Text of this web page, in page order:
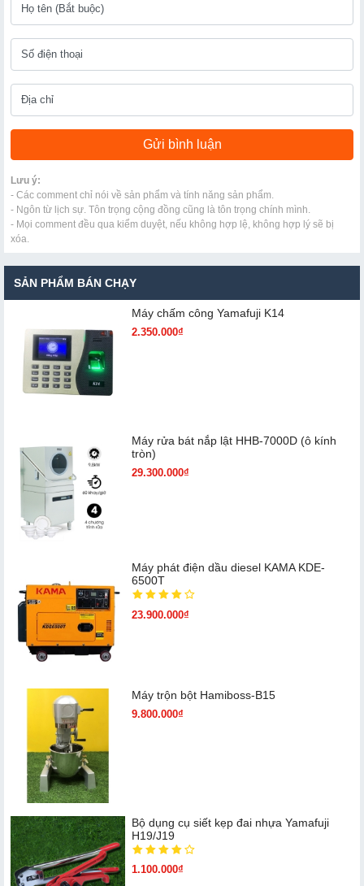
Lưu ý:
- Các comment chỉ nói về sản phẩm và tính năng sản phẩm.
- Ngôn từ lịch sự. Tôn trọng cộng đồng cũng là tôn trọng chính mình.
- Mọi comment đều qua kiểm duyệt, nếu không hợp lệ, không hợp lý sẽ bị
xóa.
SẢN PHẨM BÁN CHẠY
Máy chấm cô​ng Yamafuji K14
2.350.000₫
Máy rửa bát nắp lật HHB-7000D (ô kính
tròn)
29.300.000₫
Máy phát điện dầu diesel KAMA KDE-
6500T
23.900.000₫
Máy trộn bột Hamiboss-B15
9.800.000₫
Bộ dụng cụ siết kẹp đai nhựa Yamafuji
H19/J19
1.100.000₫